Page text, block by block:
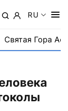
RU
Святая Гора